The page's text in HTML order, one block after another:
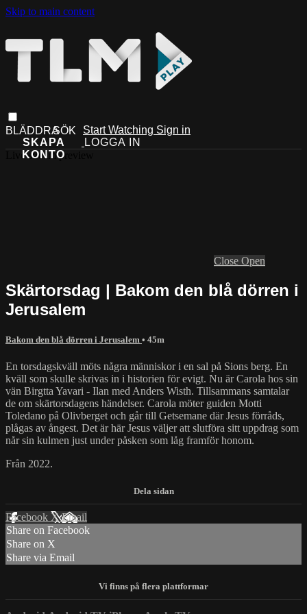
Skip to main content
Start Watching Sign in
Live stream preview
Close Open
Skärtorsdag | Bakom den blå dörren i
Jerusalem
Bakom den blå dörren i Jerusalem • 45m
En torsdagskväll möts några människor i en sal på Sions berg. En
kväll som skulle skrivas in i historien för evigt. Nu är Carola hos sin
vän Birgtta Yavari - Ilan med Anders Wisth. Tillsammans samtalar
de om skärtorsdagens händelser. Carola möter guiden Motti
Toledano på Olivberget och går till Getsemane där Jesus förråds,
plågas av ångest. Det är här Jesus väljer att slutföra sitt uppdrag som
når sin kulmen just under påsken som låg framför honom.
Från 2022.
Facebook XEmail
Share on Facebook
Share on X
Share via Email